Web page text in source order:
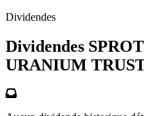
Dividendes
Dividendes
URANIUM